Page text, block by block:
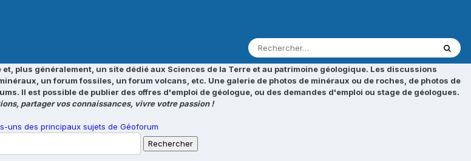
plus généralement, un site dédié aux Sciences de la Terre et au patrimoine géologique. Les discussions
un forum fossiles, un forum volcans, etc. Une galerie de photos de minéraux ou de roches, de photos de
Il est possible de publier des offres d'emploi de géologue, ou des demandes d'emploi ou stage de géologues.
partager vos connaissances, vivre votre passion !
uns des principaux sujets de Géoforum